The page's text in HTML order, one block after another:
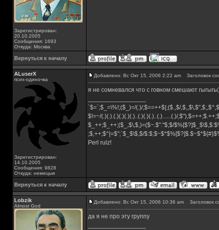
Зарегистрирован:
20.10.2005
Сообщения: 1693
Откуда: Москва
Вернуться к началу
ALuserX
псих-одиночка
Зарегистрирован:
14.10.2005
Сообщения: 9828
Откуда: немецыя
Добавлено: Вс Окт 15, 2006 2:22 am Заголовок
я не сомневался что с говном смешают
`$=`;$_=\%!;($_)=/(.)/;$==++$|;($.,$/
$!=~/(.)(.).(.)(.)(.)(.)..(.)(.)(.)..(.)......(.)/
$_++;$_++;($_,$\,$,)=($~.$"."$;$/
;$,++;$^|=$";`$_$\$,$/
Perl rulz!
Вернуться к началу
Lobzik
Almost God
Добавлено: Вс Окт 15, 2006 10:36 am Заголовок
да я не про эту группу